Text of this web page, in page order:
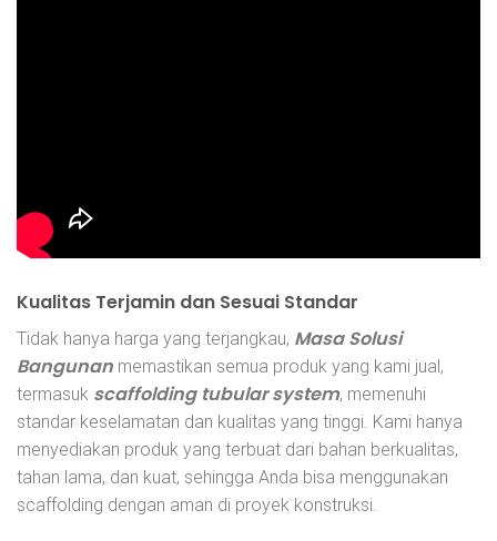
Kualitas Terjamin dan Sesuai Standar
Tidak hanya harga yang terjangkau, Masa Solusi
Bangunan memastikan semua produk yang kami jual,
termasuk scaffolding tubular system, memenuhi
standar keselamatan dan kualitas yang tinggi. Kami hanya
menyediakan produk yang terbuat dari bahan berkualitas,
tahan lama, dan kuat, sehingga Anda bisa menggunakan
scaffolding dengan aman di proyek konstruksi.